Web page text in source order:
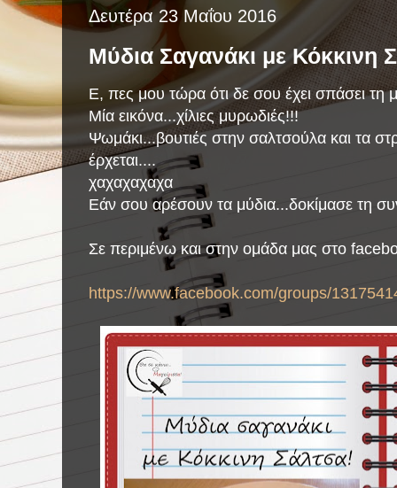
Δευτέρα 23 Μαΐου 2016
Μύδια Σαγανάκι με Κόκκινη
Ε, πες μου τώρα ότι δε σου έχει σπάσει τη
Μία εικόνα...χίλιες μυρωδιές!!!
Ψωμάκι...βουτιές στην σαλτσούλα και τα
έρχεται....
χαχαχαχαχα
Εάν σου αρέσουν τα μύδια...δοκίμασε τη
Σε περιμένω και στην ομάδα μας στο
https://www.facebook.com/groups/